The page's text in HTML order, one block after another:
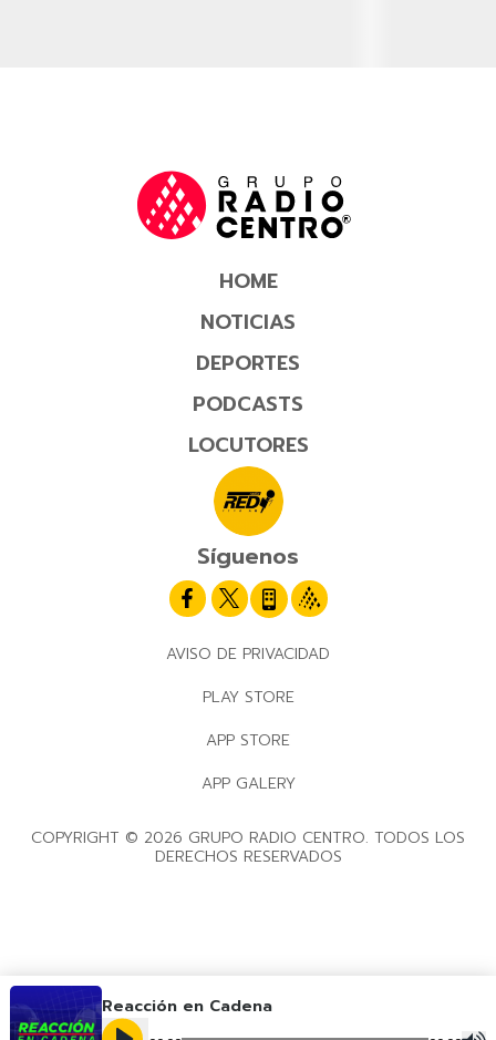
HOME
NOTICIAS
DEPORTES
PODCASTS
LOCUTORES
Síguenos
AVISO DE PRIVACIDAD
PLAY STORE
APP STORE
APP GALERY
COPYRIGHT © 2026 GRUPO RADIO CENTRO. TODOS LOS
DERECHOS RESERVADOS
Reacción en Cadena